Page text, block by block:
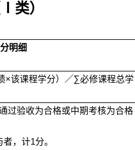
类）
明细
×该课程学分）／∑必修课程总学
过验收为合格或中期考核为合格
者，计1分。